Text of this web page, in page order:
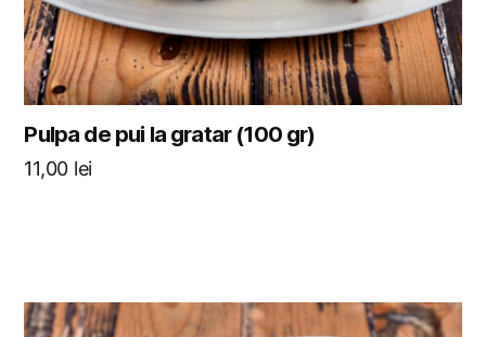
Pulpa de pui la gratar (100 gr)
11,00 lei